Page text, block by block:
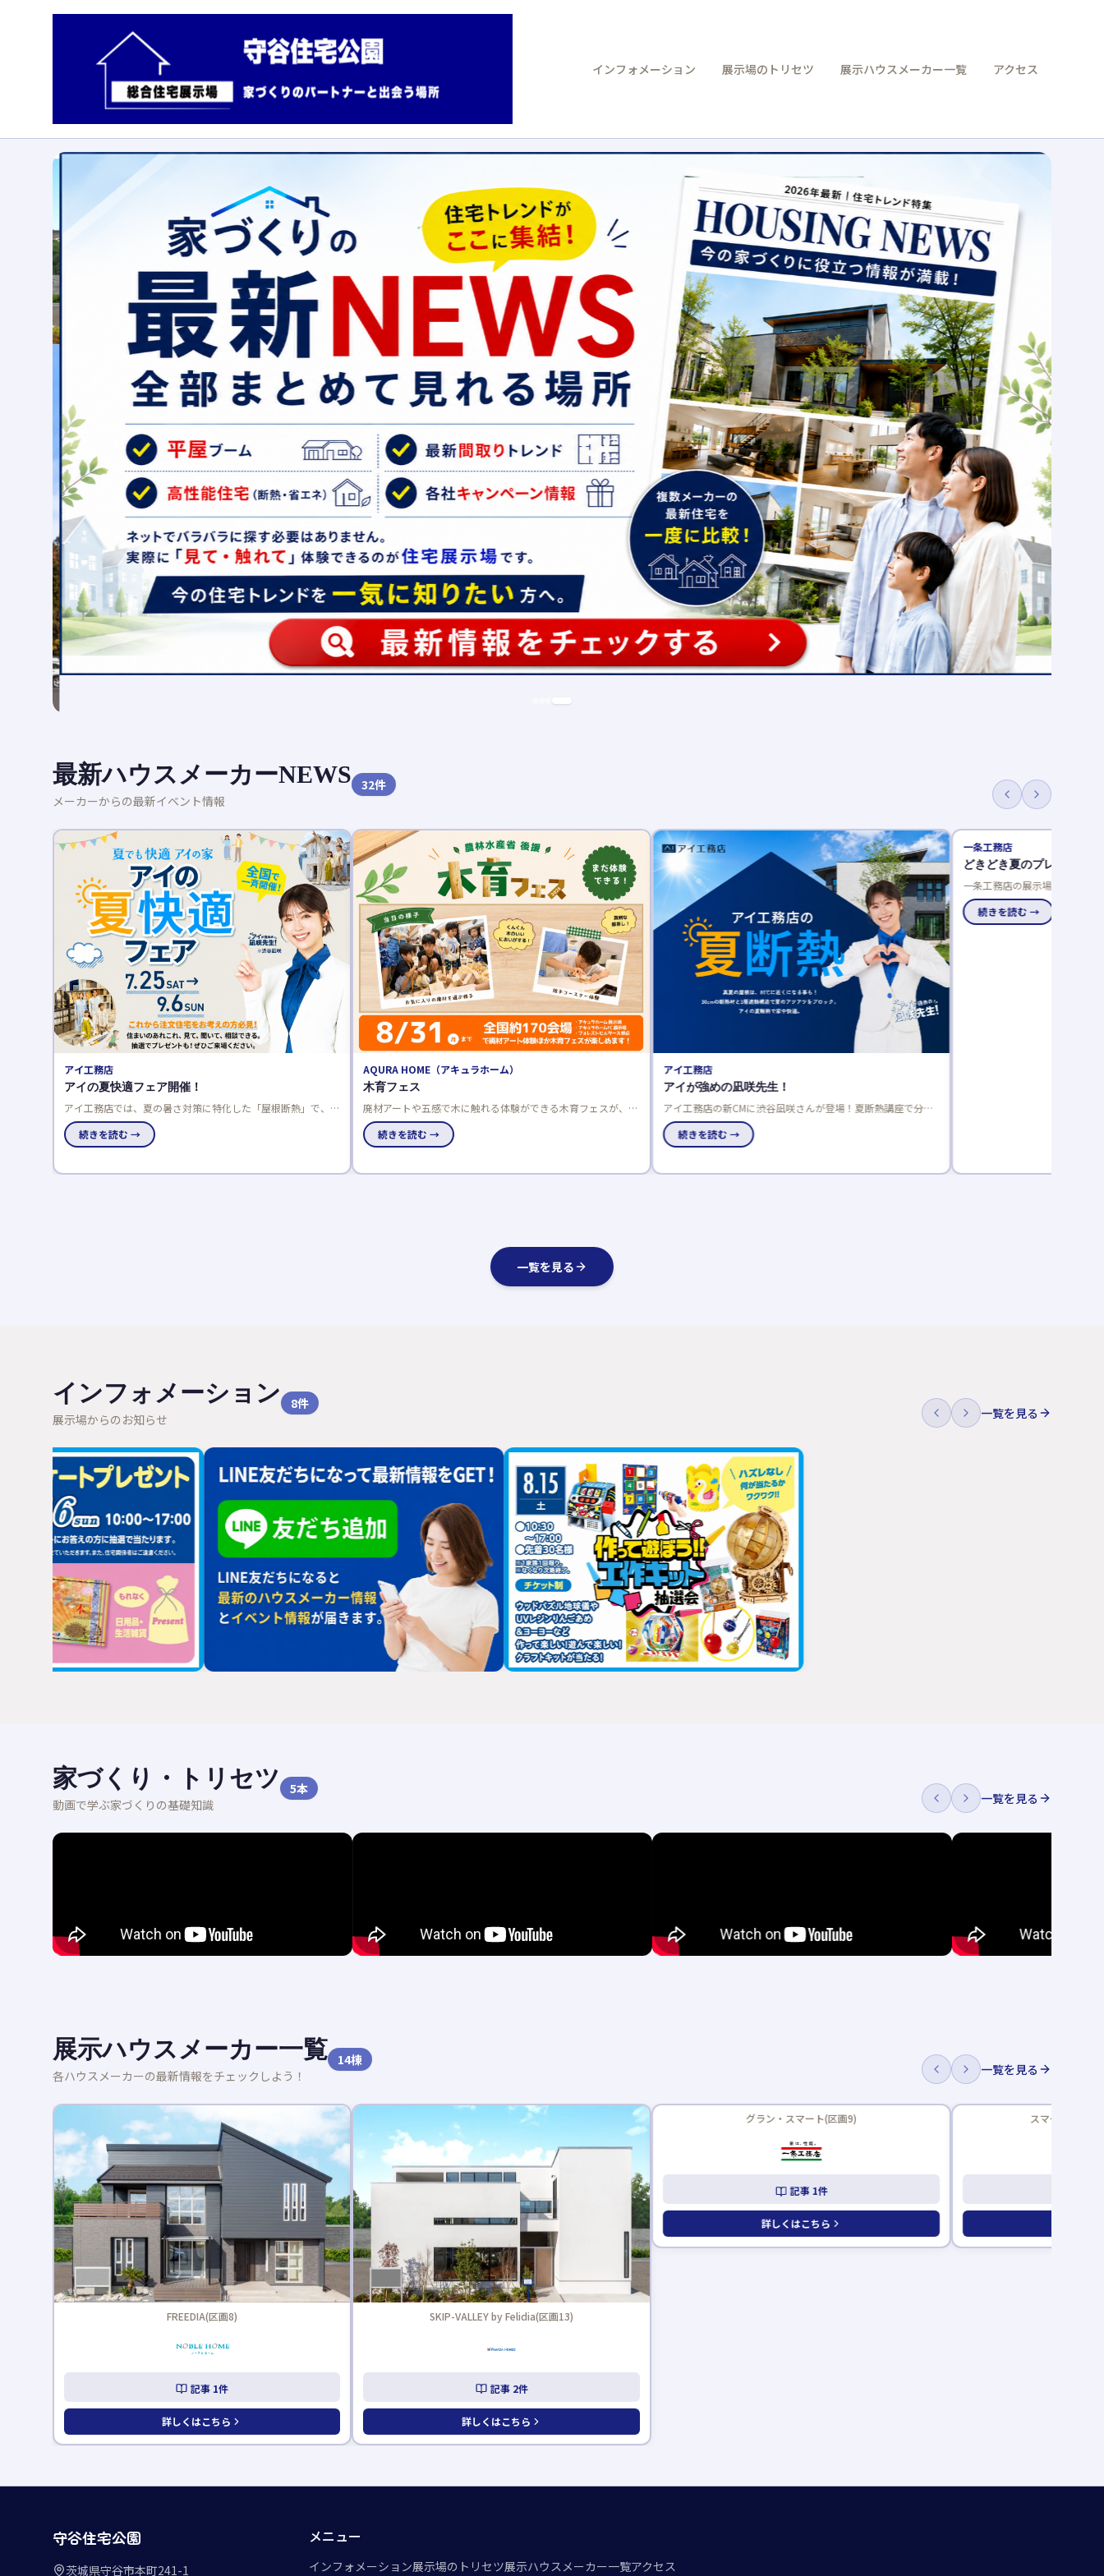
インフォメーション 展示場のトリセツ 展示ハウスメーカー一覧 アクセス
最新ハウスメーカーNEWS
メーカーからの最新イベント情報
32件
AQURA HOME（アキュラホーム）
木育フェス
廃材アートや五感で木に触れる体験ができる木育フェスが、全
国のアキュラホーム展示場で8/31まで開催中！夏休みの自由
研究にも最適です。
続きを読む →
アイ工務店
アイが強めの凪咲先生！
アイ工務店の新CMに渋谷凪咲さんが登場！夏断熱講座で分か
りやすく解説。来場者には凪咲先生のうちわもプレゼント。
続きを読む →
一条工務店
どきどき夏のプレゼントキャンペーン
一条工務店の展示場でキーワードを探し、豪華賞品をゲットし
よう！応募は一人一回限り、当選発表は特設サイトと賞品お届
けで。続きを読む →
ノーブルホーム
夏の建売相談フェア
夏の建売相談フェア開催！来
談でさらにプレゼント。成約
品で、家電や引越し費用、家
続きを読む →
一覧を見る
インフォメーション
展示場からのお知らせ
8件
一覧を見る
家づくり・トリセツ
動画で学ぶ家づくりの基礎知識
5本
一覧を見る
展示ハウスメーカー一覧
各ハウスメーカーの最新情報をチェックしよう！
14棟
一覧を見る
SKIP-VALLEY by Felidia(区画13)
記事 2件
詳しくはこちら
グラン・スマート(区画9)
件
詳しくはこちら
スマート・ワン アトリエ(区画4)
記事6件
詳しくはこちら
守谷住宅公園
茨城県守谷市本町241-1
メニュー
インフォメーション展示場のトリセツ展示ハウスメーカー一覧アクセス